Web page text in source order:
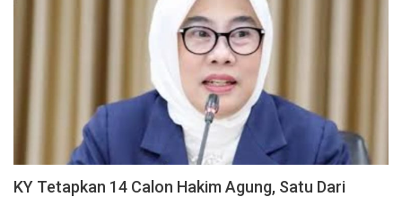
KY Tetapkan 14 Calon Hakim Agung, Satu Dari